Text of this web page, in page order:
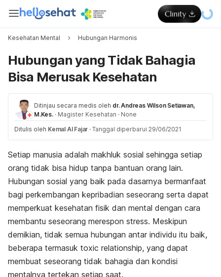
Kesehatan Mental Hubungan Harmonis
Hubungan yang Tidak Bahagia
Bisa Merusak Kesehatan
Ditinjau secara medis oleh dr. Andreas Wilson Setiawan,
M.Kes. · Magister Kesehatan · None
Ditulis oleh Kemal Al Fajar · Tanggal diperbarui 29/06/2021
Setiap manusia adalah makhluk sosial sehingga setiap
orang tidak bisa hidup tanpa bantuan orang lain.
Hubungan sosial yang baik pada dasarnya bermanfaat
bagi perkembangan kepribadian seseorang serta dapat
memperkuat kesehatan fisik dan mental dengan cara
membantu seseorang merespon stress. Meskipun
demikian, tidak semua hubungan antar individu itu baik,
beberapa termasuk toxic relationship, yang dapat
membuat seseorang tidak bahagia dan kondisi
mentalnya tertekan setiap saat.